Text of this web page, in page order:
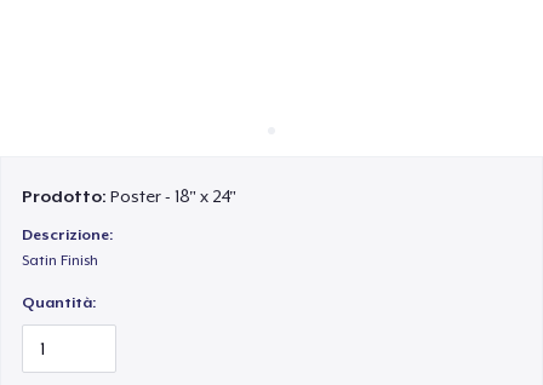
Prodotto:Poster - 18" x 24"
Descrizione:
Satin Finish
Quantità: